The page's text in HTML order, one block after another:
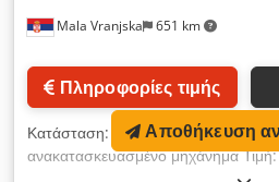
Mala Vranjska 651 km
Πληροφορίες τιμής
Κατάσταση: σχεδόν καινούργιο
ανακατασκευασμένο μηχάνημα
Αποθήκευση